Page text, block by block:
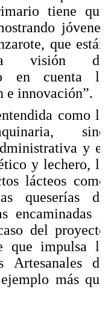
tiene
que
visión
en cuenta
e innovación”.
como
y
y lechero,
lácteos
queserías
encaminadas
del
que impulsa
Artesanales
más